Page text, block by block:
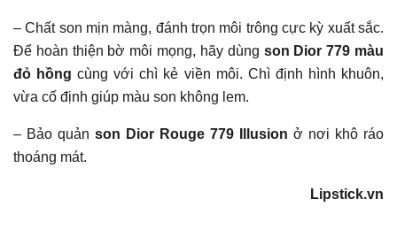
– Chất son mịn màng, đánh trọn môi trông cực kỳ xuất sắc.
Để hoàn thiện bờ môi mọng, hãy dùng son Dior 779 màu
đỏ hồngcùng với chì kẻ viền môi. Chì định hình khuôn,
vừa cố định giúp màu son không lem.
– Bảo quản son Dior Rouge 779 Illusion ở nơi khô ráo
thoáng mát.
Lipstick.vn